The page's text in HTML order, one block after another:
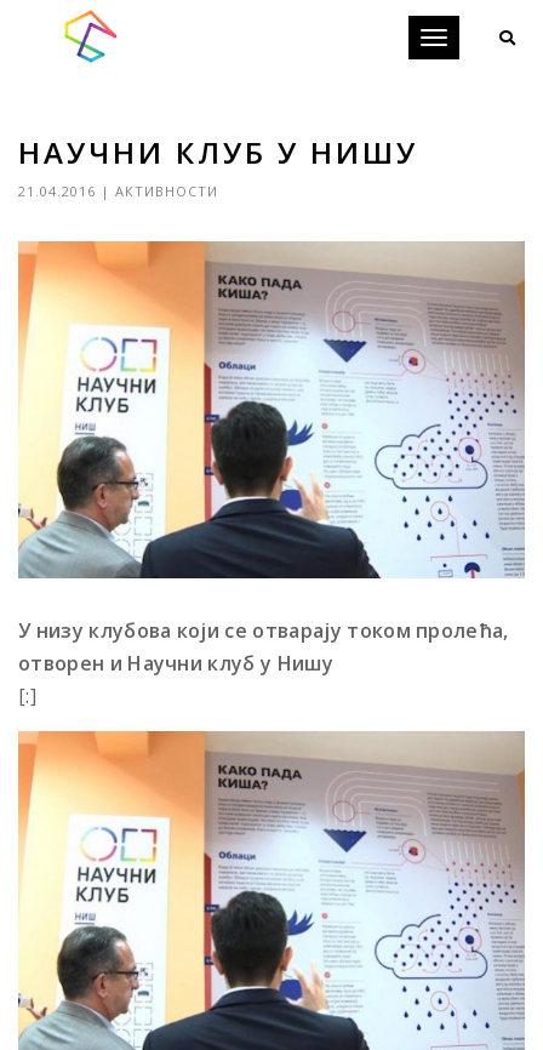
Toggle
НАУЧНИ КЛУБ У НИШУ
21.04.2016 | АКТИВНОСТИ
У низу клубова који се отварају током пролећа,
отворен и Научни клуб у Нишу
[:]